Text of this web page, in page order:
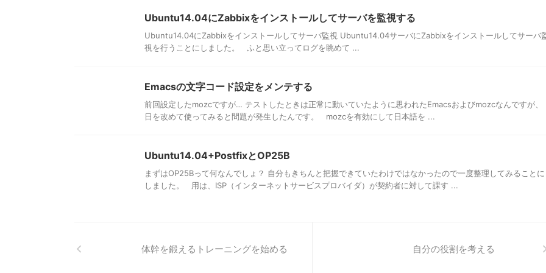
Ubuntu14.04にZabbixをインストールしてサーバを監視する
Ubuntu14.04にZabbixをインストールしてサーバ監視 Ubuntu14.04サーバにZabbixをインストールしてサーバ
視を行うことにしました。 ふと思い立ってログを眺めて ...
Emacsの文字コード設定をメンテする
前回設定したmozcですが… テストしたときは正常に動いていたように思われたEmacsおよびmozcなんですが、
日を改めて使ってみると問題が発生したんです。 mozcを有効にして日本語を ...
Ubuntu14.04+PostfixとOP25B
まずはOP25Bって何なんでしょ？ 自分もきちんと把握できていたわけではなかったので一度整理してみることに
しました。 用は、ISP（インターネットサービスプロバイダ）が契約者に対して課す ...
体幹を鍛えるトレーニングを始める 自分の役割を考える